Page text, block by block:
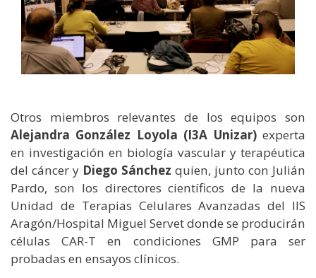
Otros miembros relevantes de los equipos son
Alejandra González Loyola (I3A Unizar)experta
en investigación en biología vascular y terapéutica
del cáncer y Diego Sánchez quien, junto con Julián
Pardo, son los directores científicos de la nueva
Unidad de Terapias Celulares Avanzadas del IIS
Aragón/Hospital Miguel Servet donde se producirán
células CAR-T en condiciones GMP para ser
probadas en ensayos clínicos.